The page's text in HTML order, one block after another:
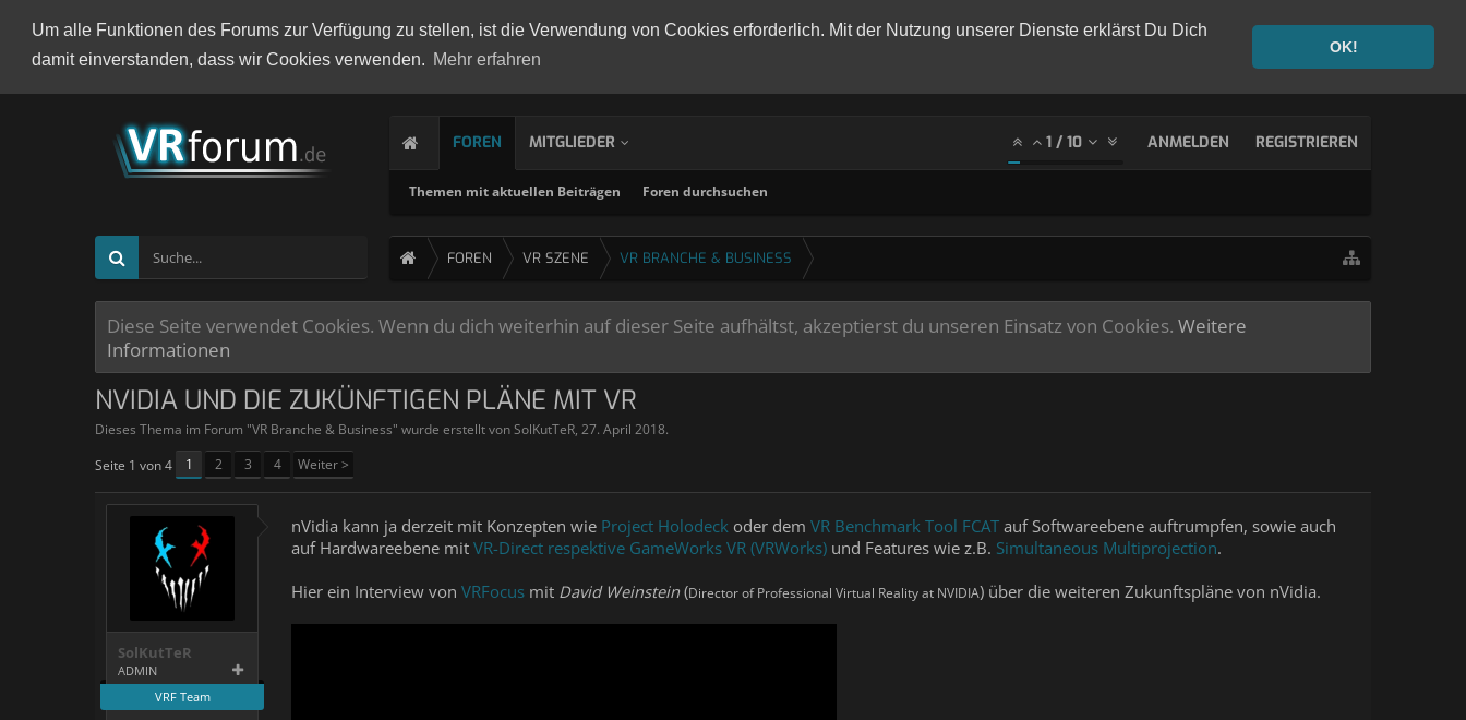
Um alle Funktionen des Forums zur Verfügung zu stellen, ist die Verwendung von Cookies erforderlich. Mit der Nutzung unserer Dienste erklärst Du Dich
damit einverstanden, dass wir Cookies verwenden. Mehr erfahren
OK!
FOREN
Themen mit aktuellen Beiträgen Foren durchsuchen
MITGLIEDER 1 / 10 ANMELDEN REGISTRIEREN
FOREN VR SZENE VR BRANCHE & BUSINESS
Diese Seite verwendet Cookies. Wenn du dich weiterhin auf dieser Seite aufhältst, akzeptierst du unseren Einsatz von Cookies. Weitere
Informationen
NVIDIA UND DIE ZUKÜNFTIGEN PLÄNE MIT VR
Dieses Thema im Forum "VR Branche & Business" wurde erstellt vonSolKutTeR, 27. April 2018.
Seite 1 von 4
1 2 3 4 Weiter >
SolKutTeR
ADMIN
VRF Team
nVidia kann ja derzeit mit Konzepten wie Project Holodeck oder dem VR Benchmark Tool FCAT auf Softwareebene auftrumpfen, sowie auch
auf Hardwareebene mit VR-Direct respektive GameWorks VR (VRWorks) und Features wie z.B. Simultaneous Multiprojection.
Hier ein Interview von VRFocus mit David Weinstein (Director of Professional Virtual Reality at NVIDIA) über die weiteren Zukunftspläne von nVidia.